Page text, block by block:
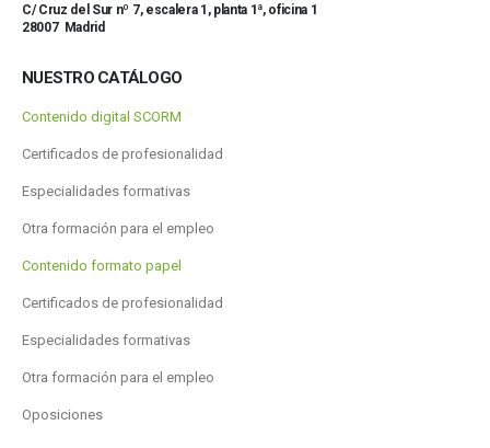
C/ Cruz del Sur nº 7, escalera 1, planta 1ª, oficina 1
28007 Madrid
NUESTRO CATÁLOGO
Contenido digital SCORM
Certificados de profesionalidad
Especialidades formativas
Otra formación para el empleo
Contenido formato papel
Certificados de profesionalidad
Especialidades formativas
Otra formación para el empleo
Oposiciones